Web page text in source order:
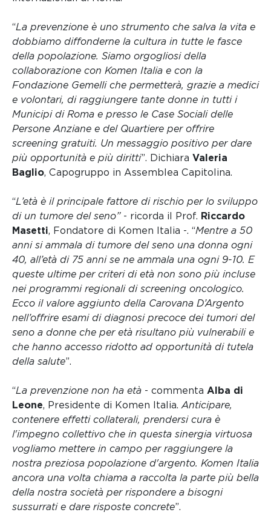
“La prevenzione è uno strumento che salva la vita e
dobbiamo diffonderne la cultura in tutte le fasce
della popolazione. Siamo orgogliosi della
collaborazione con Komen Italia e con la
Fondazione Gemelli che permetterà, grazie a medici
e volontari, di raggiungere tante donne in tutti i
Municipi di Roma e presso le Case Sociali delle
Persone Anziane e del Quartiere per offrire
screening gratuiti. Un messaggio positivo per dare
più opportunità e più diritti”. Dichiara Valeria
Baglio, Capogruppo in Assemblea Capitolina.
“L’età è il principale fattore di rischio per lo sviluppo
di un tumore del seno” - ricorda il Prof. Riccardo
Masetti, Fondatore di Komen Italia -. “Mentre a 50
anni si ammala di tumore del seno una donna ogni
40, all’età di 75 anni se ne ammala una ogni 9-10. E
queste ultime per criteri di età non sono più incluse
nei programmi regionali di screening oncologico.
Ecco il valore aggiunto della Carovana D’Argento
nell’offrire esami di diagnosi precoce dei tumori del
seno a donne che per età risultano più vulnerabili e
che hanno accesso ridotto ad opportunità di tutela
della salute”.
“La prevenzione non ha età - commenta Alba di
Leone, Presidente di Komen Italia. Anticipare,
contenere effetti collaterali, prendersi cura è
l'impegno collettivo che in questa sinergia virtuosa
vogliamo mettere in campo per raggiungere la
nostra preziosa popolazione d'argento. Komen Italia
ancora una volta chiama a raccolta la parte più bella
della nostra società per rispondere a bisogni
sussurrati e dare risposte concrete”.